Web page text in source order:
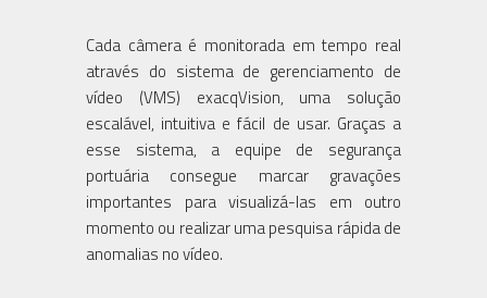
Cada câmera é monitorada em tempo real
através do sistema de gerenciamento de
vídeo (VMS) exacqVision, uma solução
escalável, intuitiva e fácil de usar. Graças a
esse sistema, a equipe de segurança
portuária consegue marcar gravações
importantes para visualizá-las em outro
momento ou realizar uma pesquisa rápida de
anomalias no vídeo.